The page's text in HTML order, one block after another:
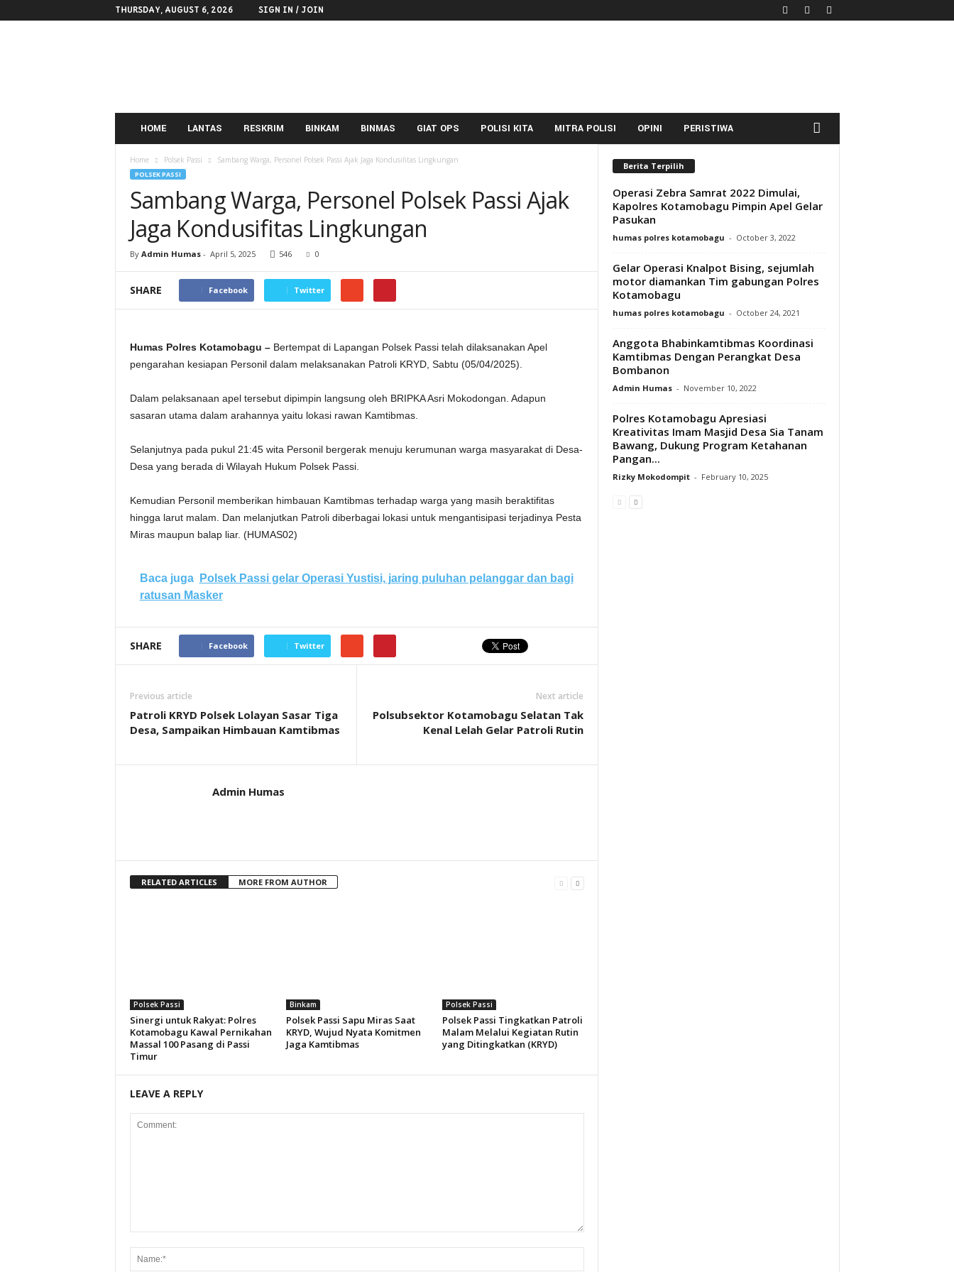
THURSDAY, AUGUST 6, 2026 SIGN IN / JOIN
HOME LANTAS RESKRIM BINKAM BINMAS GIAT OPS POLISI KITA MITRA POLISI OPINI PERISTIWA
Home Polsek Passi Sambang Warga, Personel Polsek Passi Ajak Jaga Kondusifitas Lingkungan
POLSEK PASSI
Sambang Warga, Personel Polsek Passi Ajak
Jaga Kondusifitas Lingkungan
By Admin Humas- April 5, 2025 546 0
SHARE Facebook Twitter
Humas Polres Kotamobagu –Bertempat di Lapangan Polsek Passi telah dilaksanakan Apel
pengarahan kesiapan Personil dalam melaksanakan Patroli KRYD, Sabtu (05/04/2025).
Dalam pelaksanaan apel tersebut dipimpin langsung oleh BRIPKA Asri Mokodongan. Adapun
sasaran utama dalam arahannya yaitu lokasi rawan Kamtibmas.
Selanjutnya pada pukul 21:45 wita Personil bergerak menuju kerumunan warga masyarakat di Desa-
Desa yang berada di Wilayah Hukum Polsek Passi.
Kemudian Personil memberikan himbauan Kamtibmas terhadap warga yang masih beraktifitas
hingga larut malam. Dan melanjutkan Patroli diberbagai lokasi untuk mengantisipasi terjadinya Pesta
Miras maupun balap liar. (HUMAS02)
Baca juga
Polsek Passi gelar Operasi Yustisi, jaring puluhan pelanggar dan bagi
ratusan Masker
SHARE Facebook Twitter
Previous article
Patroli KRYD Polsek Lolayan Sasar Tiga
Desa, Sampaikan Himbauan Kamtibmas
Next article
Polsubsektor Kotamobagu Selatan Tak
Kenal Lelah Gelar Patroli Rutin
Admin Humas
RELATED ARTICLES MORE FROM AUTHOR
Polsek Passi
Sinergi untuk Rakyat: Polres
Kotamobagu Kawal Pernikahan
Massal 100 Pasang di Passi
Timur
Binkam
Polsek Passi Sapu Miras Saat
KRYD, Wujud Nyata Komitmen
Jaga Kamtibmas
Polsek Passi
Polsek Passi Tingkatkan Patroli
Malam Melalui Kegiatan Rutin
yang Ditingkatkan (KRYD)
LEAVE A REPLY
Berita Terpilih
Operasi Zebra Samrat 2022 Dimulai,
Kapolres Kotamobagu Pimpin Apel Gelar
Pasukan
humas polres kotamobagu - October 3, 2022
Gelar Operasi Knalpot Bising, sejumlah
motor diamankan Tim gabungan Polres
Kotamobagu
humas polres kotamobagu - October 24, 2021
Anggota Bhabinkamtibmas Koordinasi
Kamtibmas Dengan Perangkat Desa
Bombanon
Admin Humas - November 10, 2022
Polres Kotamobagu Apresiasi
Kreativitas Imam Masjid Desa Sia Tanam
Bawang, Dukung Program Ketahanan
Pangan...
Rizky Mokodompit - February 10, 2025